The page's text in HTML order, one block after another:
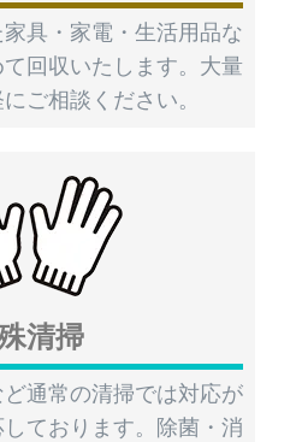
具・家電・生活用品な
回収いたします。大量
ご相談ください。
清掃
通常の清掃では対応が
ております。除菌・消